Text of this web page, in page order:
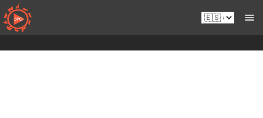
Saltar
al
contenido
Es.sportsmansparadiseonline.com